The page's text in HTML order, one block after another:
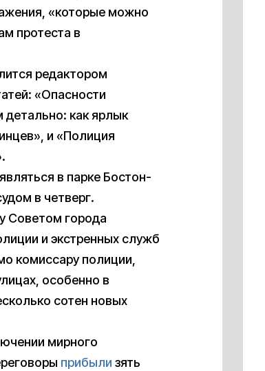
«которые можно
протеста в
редактором
«Опасности
детально: как ярлык
и «Полиция
в парке Бостон-
в четверг.
Советом города
и экстренных служб
комиссару полиции,
особенно в
сотен новых
мирного
прибыли зять